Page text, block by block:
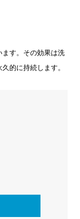
す。その効果は洗
的に持続します。